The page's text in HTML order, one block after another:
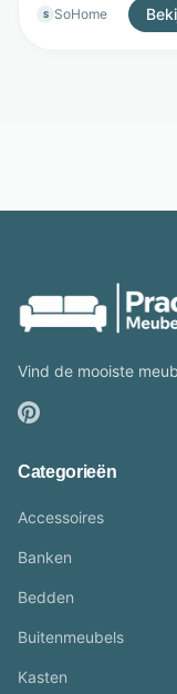
S SoHome
Vind de mooiste
Categorieën
Accessoires
Banken
Bedden
Buitenmeubels
Kasten